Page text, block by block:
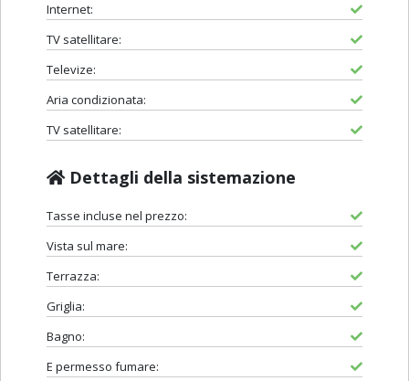
Internet:
TV satellitare:
Televize:
Aria condizionata:
TV satellitare:
Dettagli della sistemazione
Tasse incluse nel prezzo:
Vista sul mare:
Terrazza:
Griglia:
Bagno:
E permesso fumare: